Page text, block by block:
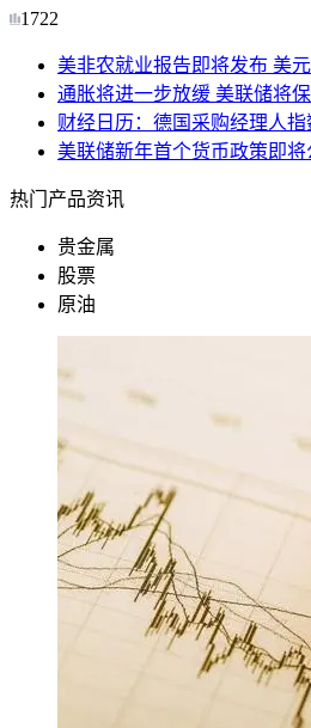
1722
美非农就业报告即将发布 美
通胀将进一步放缓 美联储将
财经日历：德国采购经理人指
美联储新年首个货币政策即将
热门产品资讯
贵金属
股票
原油